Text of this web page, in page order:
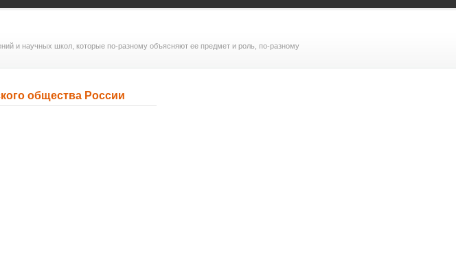
и научных школ, которые по-разному объясняют ее предмет и роль, по-разному
общества России